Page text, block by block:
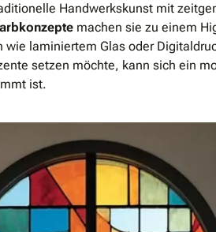
Handwerkskunst mit
machen sie zu einem
wie laminiertem Glas oder
setzen möchte, kann sich ein
ist.